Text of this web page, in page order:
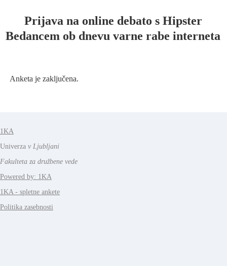
Prijava na online debato s Hipster
Bedancem ob dnevu varne rabe interneta
Anketa je zaključena.
1KA
Univerza v Ljubljani
Fakulteta za družbene vede
Powered by: 1KA
1KA - spletne ankete
Politika zasebnosti